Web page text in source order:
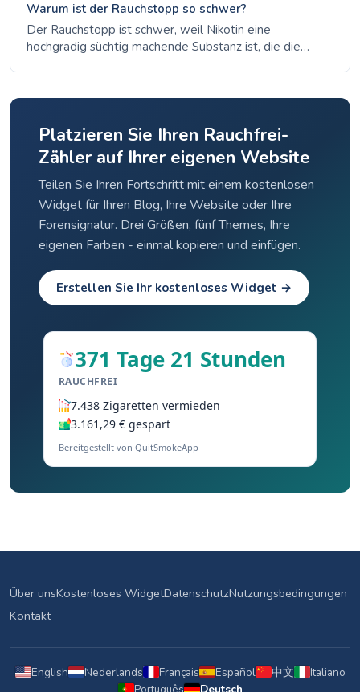
Warum ist der Rauchstopp so schwer?
Der Rauchstopp ist schwer, weil Nikotin eine
hochgradig süchtig machende Substanz ist, die die
die meisten Menschen nach mehreren Versuchen
Platzieren Sie Ihren Rauchfrei-
Zähler auf Ihrer eigenen Website
Teilen Sie Ihren Fortschritt mit einem kostenlosen
Widget für Ihren Blog, Ihre Website oder Ihre
Forensignatur. Drei Größen, fünf Themes, Ihre
eigenen Farben - einmal kopieren und einfügen.
Erstellen Sie Ihr kostenloses Widget →
371 Tage 21 Stunden
RAUCHFREI
7.438 Zigaretten vermieden
3.161,29 € gespart
Bereitgestellt von QuitSmokeApp
Über unsKostenloses WidgetDatenschutzNutzungsbedingungen
Kontakt
English Nederlands Français Español 中文
Italiano
Português
Deutsch